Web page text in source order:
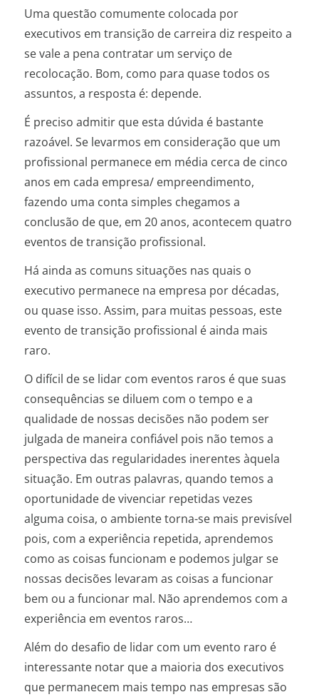
Uma questão comumente colocada por
executivos em transição de carreira diz respeito a
se vale a pena contratar um serviço de
recolocação. Bom, como para quase todos os
assuntos, a resposta é: depende.
É preciso admitir que esta dúvida é bastante
razoável. Se levarmos em consideração que um
profissional permanece em média cerca de cinco
anos em cada empresa/ empreendimento,
fazendo uma conta simples chegamos a
conclusão de que, em 20 anos, acontecem quatro
eventos de transição profissional.
Há ainda as comuns situações nas quais o
executivo permanece na empresa por décadas,
ou quase isso. Assim, para muitas pessoas, este
evento de transição profissional é ainda mais
raro.
O difícil de se lidar com eventos raros é que suas
consequências se diluem com o tempo e a
qualidade de nossas decisões não podem ser
julgada de maneira confiável pois não temos a
perspectiva das regularidades inerentes àquela
situação. Em outras palavras, quando temos a
oportunidade de vivenciar repetidas vezes
alguma coisa, o ambiente torna-se mais previsível
pois, com a experiência repetida, aprendemos
como as coisas funcionam e podemos julgar se
nossas decisões levaram as coisas a funcionar
bem ou a funcionar mal. Não aprendemos com a
experiência em eventos raros…
Além do desafio de lidar com um evento raro é
interessante notar que a maioria dos executivos
que permanecem mais tempo nas empresas são